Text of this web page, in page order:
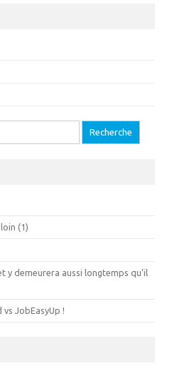
(1)
y demeurera aussi longtemps qu’il
JobEasyUp !